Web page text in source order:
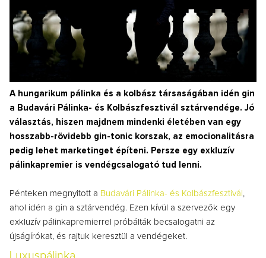
A hungarikum pálinka és a kolbász társaságában idén gin
a Budavári Pálinka- és Kolbászfesztivál sztárvendége. Jó
választás, hiszen majdnem mindenki életében van egy
hosszabb-rövidebb gin-tonic korszak, az emocionalitásra
pedig lehet marketinget építeni. Persze egy exkluzív
pálinkapremier is vendégcsalogató tud lenni.
Pénteken megnyitott a Budavári Pálinka- és Kolbászfesztivál ,
ahol idén a gin a sztárvendég. Ezen kívül a szervezők egy
exkluzív pálinkapremierrel próbálták becsalogatni az
újságírókat, és rajtuk keresztül a vendégeket.